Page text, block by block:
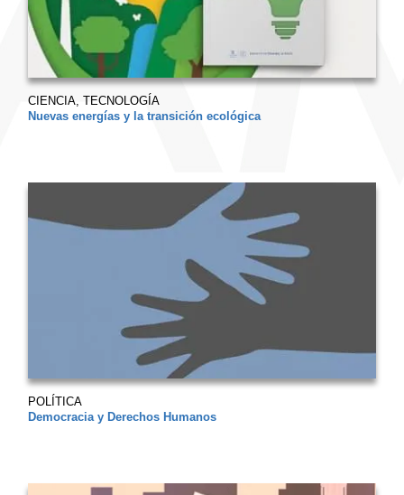
CIENCIA, TECNOLOGÍA
Nuevas energías y la transición ecológica
POLÍTICA
Democracia y Derechos Humanos